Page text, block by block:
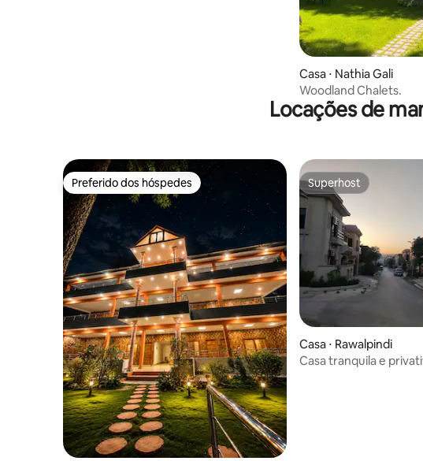
Casa ⋅ Nathia Gali
Woodland Chalets.
Locações de
Preferido dos hóspedes
Preferido dos hóspedes Superhost
Superhost
Casa ⋅ Rawalpindi
Casa tranquila e